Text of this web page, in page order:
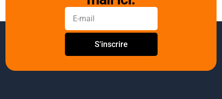
S'inscrire